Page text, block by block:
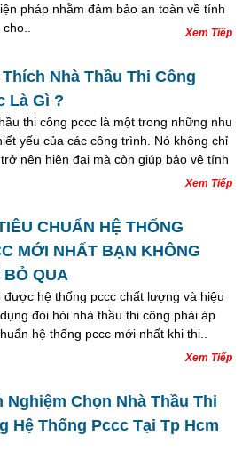
pháp nhằm đảm bảo an toàn về tính
Xem Tiếp
Nhà Thầu Thi Công
Là Gì ?
thi công pccc là một trong những nhu
yếu của các công trình. Nó không chỉ
nên hiện đại mà còn giúp bảo vệ tính
Xem Tiếp
CHUẨN HỆ THỐNG
MỚI NHẤT BẠN KHÔNG
BỎ QUA
được hệ thống pccc chất lượng và hiệu
đòi hỏi nhà thầu thi công phải áp
hệ thống pccc mới nhất khi thi..
Xem Tiếp
Nghiệm Chọn Nhà Thầu Thi
Hệ Thống Pccc Tại Tp Hcm